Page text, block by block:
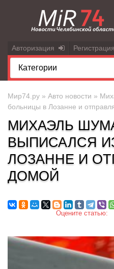
Авторизация Регистрация
Мир74.ру » Авто новости »
больницы в Лозанне и
МИХАЭЛЬ
ВЫПИСАЛСЯ
ЛОЗАННЕ И
ДОМОЙ
Оцените статью: